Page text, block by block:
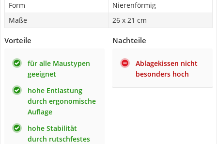
Form
Nierenförmig
Maße
26 x 21 cm
Vorteile
für alle Maustypen
geeignet
hohe Entlastung
durch ergonomische
Auflage
hohe Stabilität
durch rutschfestes
Nachteile
Ablagekissen nicht
besonders hoch